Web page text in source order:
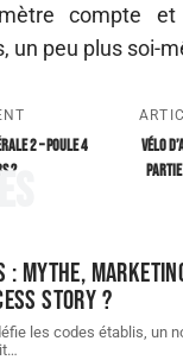
compte
un peu plus soi-
2 – Poule 4
?
Vélo
: mythe,
story ?
les codes établis, un
…